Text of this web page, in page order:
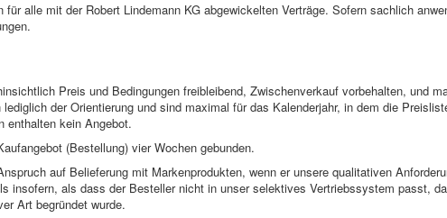
für alle mit der Robert Lindemann KG abgewickelten Verträge. Sofern sachlich
Preis und Bedingungen freibleibend, Zwischenverkauf vorbehalten, und
der Orientierung und sind maximal für das Kalenderjahr, in dem die
enthalten kein Angebot.
(Bestellung) vier Wochen gebunden.
auf Belieferung mit Markenprodukten, wenn er unsere qualitativen
insofern, als dass der Besteller nicht in unser selektives Vertriebssystem passt,
Art begründet wurde.